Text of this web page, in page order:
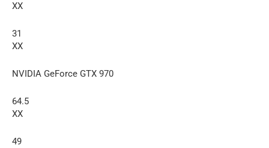
XX
31
XX
NVIDIA GeForce GTX 970
64.5
XX
49